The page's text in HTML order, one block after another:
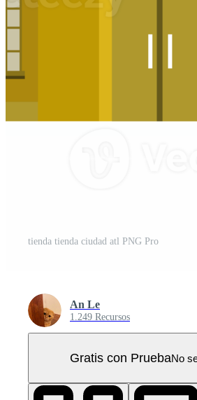
tienda tienda ciudad atl PNG Pro
An Le
1.249 Recursos
Gratis con PruebaNo